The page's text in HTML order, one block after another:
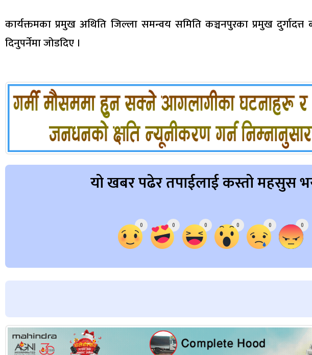
कार्यक्तमका प्रमुख अथिति जिल्ला समन्वय समिति कञ्चनपुरका प्रमुख दुर्गादत्त
दिनुपर्नेमा जोडदिए ।
यो खबर पढेर तपाईलाई कस्तो महसुस
0 0 0 0 0 0